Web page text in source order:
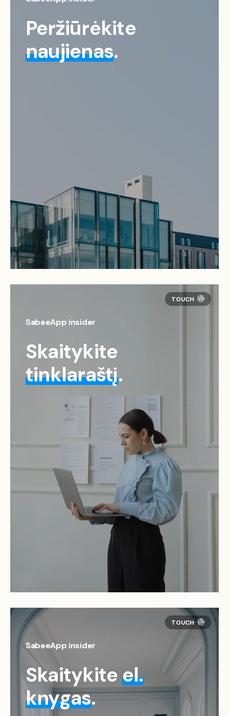
Peržiūrėkite
naujienas.
SabeeApp insider
Skaitykite
tinklaraštį.
SabeeApp insider
Skaitykiteel.
knygas.